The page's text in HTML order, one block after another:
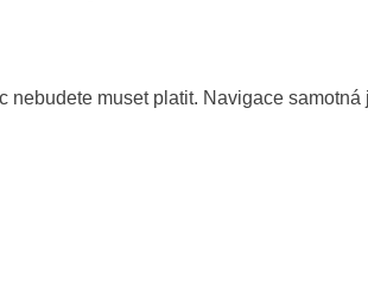
muset platit. Navigace